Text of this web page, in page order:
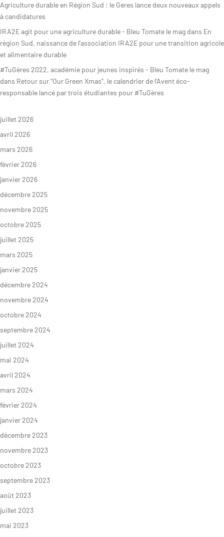
Agriculture durable en Région Sud : le Geres lance deux nouveaux appels
à candidatures
IRA2E agit pour une agriculture durable - Bleu Tomate le mag dans En
région Sud, naissance de l’association IRA2E pour une transition agricole
et alimentaire durable
#TuGères 2022, académie pour jeunes inspirés - Bleu Tomate le mag
dans Retour sur “Our Green Xmas”, le calendrier de l’Avent éco-
responsable lancé par trois étudiantes pour #TuGères
juillet 2026
avril 2026
mars 2026
février 2026
janvier 2026
décembre 2025
novembre 2025
octobre 2025
juillet 2025
mars 2025
janvier 2025
décembre 2024
novembre 2024
octobre 2024
septembre 2024
juillet 2024
mai 2024
avril 2024
mars 2024
février 2024
janvier 2024
décembre 2023
novembre 2023
octobre 2023
septembre 2023
août 2023
juillet 2023
mai 2023